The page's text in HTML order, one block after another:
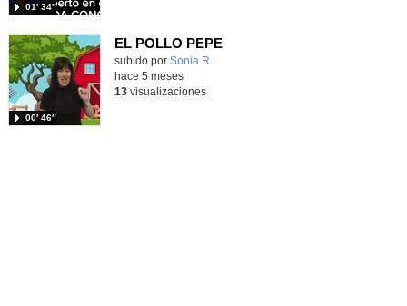
01′ 34″
EL POLLO PEPE
Contenido educativo.
subido por Sonia R.
00′ 46″
hace 5 meses
13visualizaciones